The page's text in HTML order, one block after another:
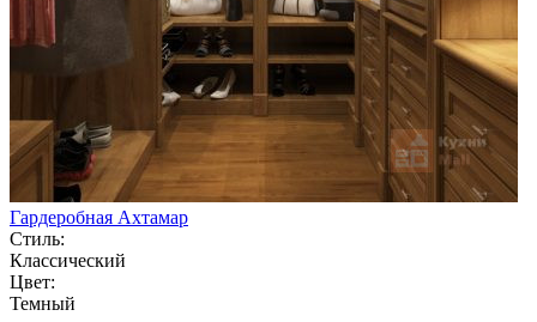
Гардеробная Ахтамар
Стиль:
Классический
Цвет:
Темный